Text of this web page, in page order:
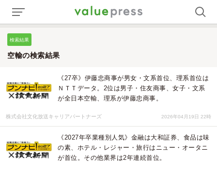
検索結果
空輸の検索結果
《27卒》伊藤忠商事が男女・文系首位、理系首位は
ＮＴＴデータ。2位は男子・住友商事、女子・文系
が全日本空輸、理系が伊藤忠商事。
株式会社文化放送キャリアパートナーズ 2026年04月19日 22時
《2027年卒業種別人気》金融は大和証券、食品は味
の素、ホテル・レジャー・旅行はニュー・オータニ
が首位。その他業界は2年連続首位。